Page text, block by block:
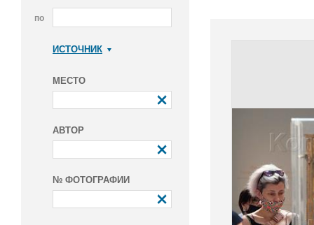
по
ИСТОЧНИК
МЕСТО
АВТОР
№ ФОТОГРАФИИ